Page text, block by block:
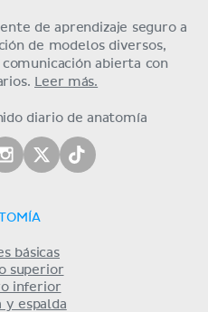
de aprendizaje seguro a
de modelos diversos,
abierta con
Leer más.
diario de anatomía
básicas
superior
inferior
y espalda